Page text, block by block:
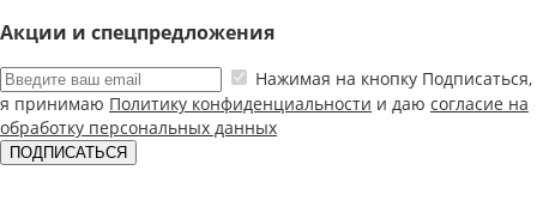
Акции и спецпредложения
Нажимая на кнопку Подписаться,
я принимаю Политику конфиденциальности и даю согласие на
обработку персональных данных
ПОДПИСАТЬСЯ